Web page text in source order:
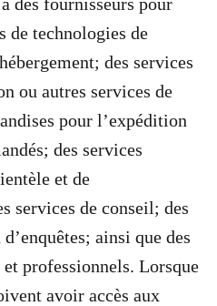
de technologies de
des services
ou autres services de
pour l’expédition
des services
et de
services de conseil; des
ainsi que des
professionnels. Lorsque
avoir accès aux